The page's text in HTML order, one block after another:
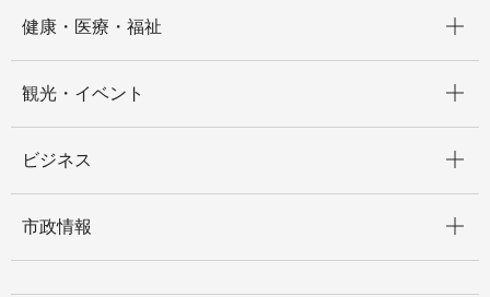
健康・医療・福祉
観光・イベント
ビジネス
市政情報